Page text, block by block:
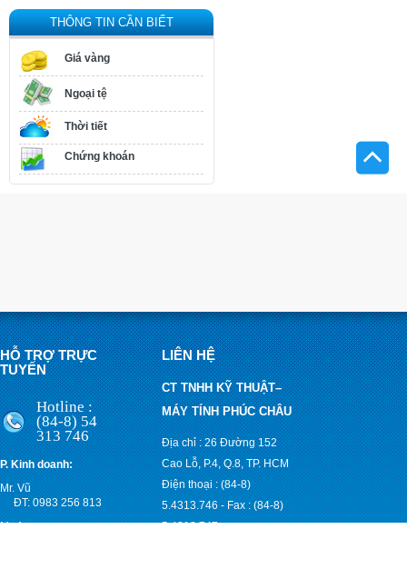
THÔNG TIN CẦN BIẾT
Giá vàng
Ngoại tệ
Thời tiết
Chứng khoán
HỖ TRỢ TRỰC
TUYẾN
Hotline :
(84-8) 54
313 746
P. Kinh doanh:
Mr. Vũ
ĐT: 0983 256 813
Mr. An
LIÊN HỆ
CT TNHH KỸ THUẬT–
MÁY TÍNH PHÚC CHÂU
Địa chỉ : 26 Đường 152
Cao Lỗ, P.4, Q.8, TP. HCM
Điện thoại : (84-8)
5.4313.746- Fax : (84-8)
5.4313.747